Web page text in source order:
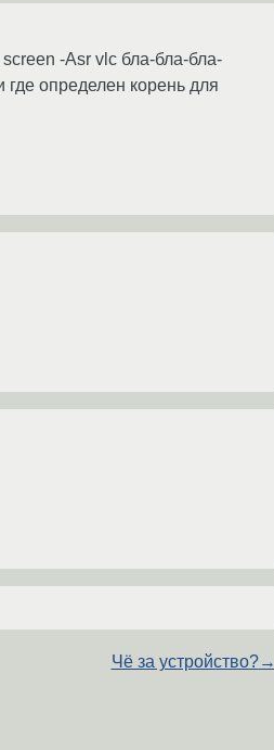
-Asr vlc бла-бла-бла-
определен корень для
Чё за устройство?→